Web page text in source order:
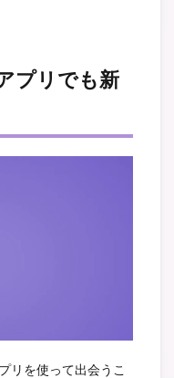
プリでも新
リを使って出会うこ